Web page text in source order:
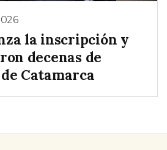
la inscripción y
decenas de
Catamarca